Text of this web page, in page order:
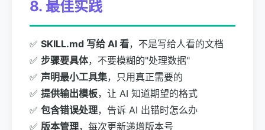
8. 最佳实践
✅ SKILL.md 写给 AI 看，不是写给人看的文档
✅ 步骤要具体，不要模糊的"处理数据"
✅ 声明最小工具集，只用真正需要的
✅ 提供输出模板，让 AI 知道期望的格式
✅ 包含错误处理，告诉 AI 出错时怎么办
✅ 版本管理，每次更新递增版本号